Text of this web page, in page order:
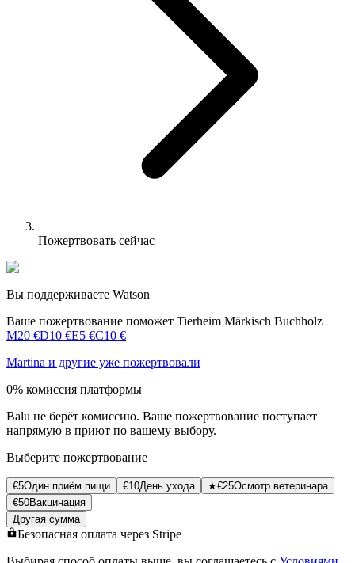
Пожертвовать сейчас
Вы поддерживаете Watson
Ваше пожертвование поможет Tierheim Märkisch Buchholz
M20 €D10 €Е5 €C10 €
Martina и другие уже пожертвовали
0% комиссия платформы
Balu не берёт комиссию. Ваше пожертвование поступает
напрямую в приют по вашему выбору.
Выберите пожертвование
€5Один приём пищи €10День ухода ★€25Осмотр ветеринара
€50Вакцинация
Другая сумма
Безопасная оплата через Stripe